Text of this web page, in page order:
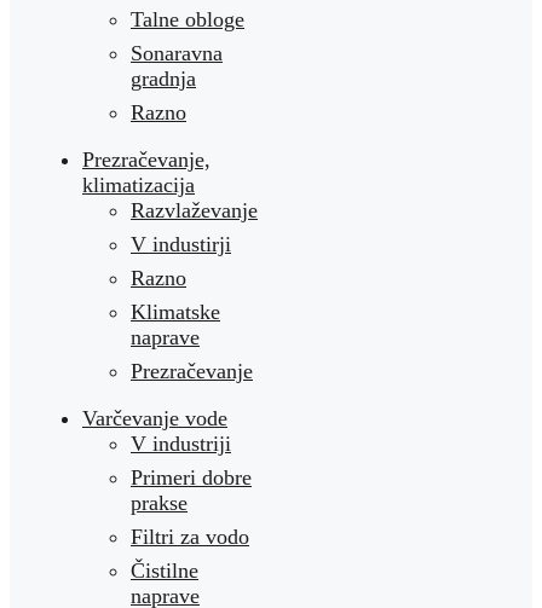
Talne obloge
Sonaravna
gradnja
Razno
Prezračevanje,
klimatizacija
Razvlaževanje
V industirji
Razno
Klimatske
naprave
Prezračevanje
Varčevanje vode
V industriji
Primeri dobre
prakse
Filtri za vodo
Čistilne
naprave